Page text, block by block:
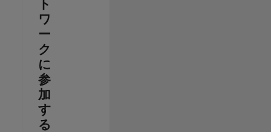
ト
ワ
ー
ク
に
参
加
す
る